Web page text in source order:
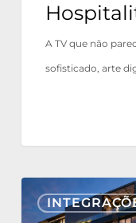
A TV que não
sofisticado, arte
Nonius
TV+